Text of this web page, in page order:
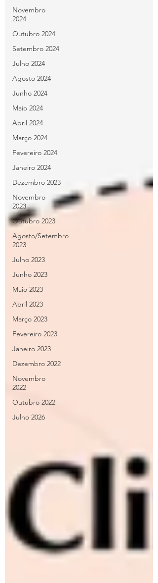
Novembro
2024
Outubro 2024
Setembro 2024
Julho 2024
Agosto 2024
Junho 2024
Maio 2024
Abril 2024
Março 2024
Fevereiro 2024
Janeiro 2024
Dezembro 2023
Novembro
2023
Outubro 2023
Agosto/Setembro
2023
Julho 2023
Junho 2023
Maio 2023
Abril 2023
Março 2023
Fevereiro 2023
Janeiro 2023
Dezembro 2022
Novembro
2022
Outubro 2022
Julho 2026